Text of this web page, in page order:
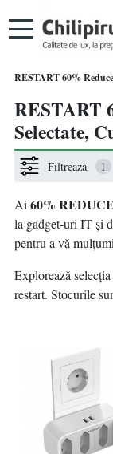
RESTART 60%
RESTART
Selectate,
Filtreaza 1
Ai 60%
la gadget-uri IT și
pentru a vă
Explorează
restart. Stocurile